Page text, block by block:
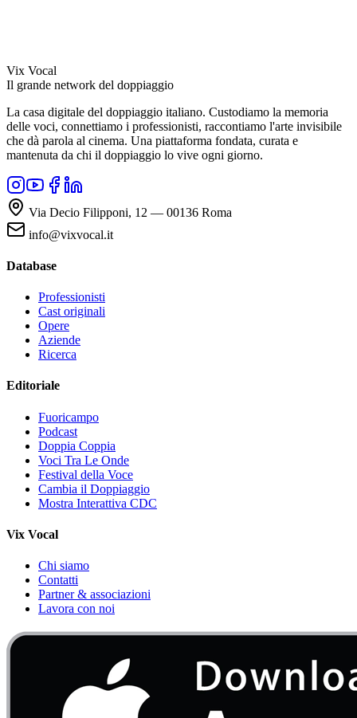
Vix Vocal
Il grande network del doppiaggio
La casa digitale del doppiaggio italiano. Custodiamo la memoria
delle voci, connettiamo i professionisti, raccontiamo l'arte invisibile
che dà parola al cinema. Una piattaforma fondata, curata e
mantenuta da chi il doppiaggio lo vive ogni giorno.
Via Decio Filipponi, 12 — 00136 Roma
info@vixvocal.it
Database
Professionisti
Cast originali
Opere
Aziende
Ricerca
Editoriale
Fuoricampo
Podcast
Doppia Coppia
Voci Tra Le Onde
Festival della Voce
Cambia il Doppiaggio
Mostra Interattiva CDC
Vix Vocal
Chi siamo
Contatti
Partner & associazioni
Lavora con noi